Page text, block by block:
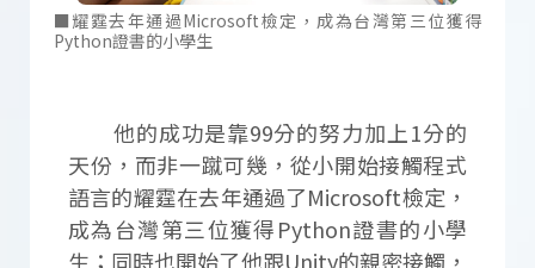
■耀霆去年通過Microsoft檢定，成為台灣第三位獲得
Python證書的小學生
他的成功是靠99分的努力加上1分的
天份，而非一蹴可幾，從小開始接觸程式
語言的耀霆在去年通過了Microsoft檢定，
成為台灣第三位獲得Python證書的小學
生；同時也開始了他跟Unity的親密接觸，